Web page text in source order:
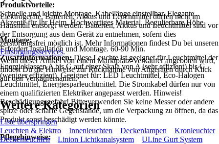
Produktvorteile:
Schnelle und leichte Montage, Kabellänge einstellbar, Elegante
Akzente für Ihr Heim, Hochwertiges Material, Regulierbare Höhe
Montage:
Erfordert Installation und Montage. 60-90 Min.
Zusatzinformationen:Diese Leuchte ist geeignet für Leuchtmittel der
Energieklassen A bis G auf einer Skala von A (sehr effizient) bis G
(weniger effizient). Geeignet für: LED Leuchtmittel, Eco-Halogen
Leuchtmittel, Energiesparleuchtmittel. Die Stromkabel dürfen nur von
einem qualifizierten Elektriker angepasst werden. Hinweis!
Beschädigungsgefahr! Bitte verwenden Sie keine Messer oder andere
spitze oder scharfe Gegenstände, um die Verpackung zu öffnen, da das
Produkt sonst beschädigt werden könnte.
Pflegehinweise:
Elektrogeräte, Batterien, Akkus und Leuchtmittel dürfen nicht im
Hausmüll entsorgt werden. Batterien, Akkus und Leuchtmittel sind vor
der Entsorgung aus dem Gerät zu entnehmen, sofern dies
zerstörungsfrei möglich ist. Mehr Informationen findest Du bei unseren
Entsorgungsservices.
Wenn dieser Artikel von einem Marktplatz-Verkäufer angeboten wird,
findest Du die Hinweise zur Rücknahme von Altgeräten durch Klick
auf den Verkäufernamen.
Weitere Kategorien
Liste überspringen
Leuchten & Elektro
Innenleuchten Deckenlampen
Kronleuchter
Deckenleuchten
Linion Lichtkanalsystem
ULine Gurt System